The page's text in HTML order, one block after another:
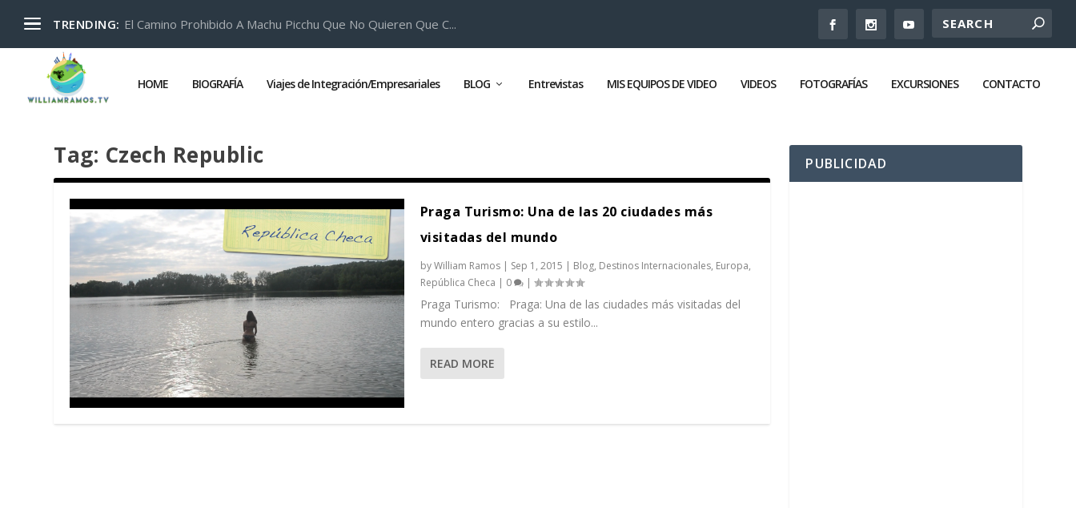
TRENDING: El Camino Prohibido A Machu Picchu Que No Quieren Que C...
HOME BIOGRAFÍA Viajes de Integración/Empresariales BLOG Entrevistas MIS EQUIPOS DE VIDEO VIDEOS FOTOGRAFÍAS EXCURSIONES CONTACTO
Tag: Czech Republic
Praga Turismo: Una de las 20 ciudades más
visitadas del mundo
byWilliam Ramos| Sep 1, 2015 | Blog, Destinos Internacionales, Europa,
República Checa | 0 |
Praga Turismo: Praga: Una de las ciudades más visitadas del
mundo entero gracias a su estilo...
READ MORE
PUBLICIDAD